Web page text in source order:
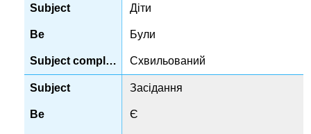
Діти
Були
Схвильований
Засідання
Є